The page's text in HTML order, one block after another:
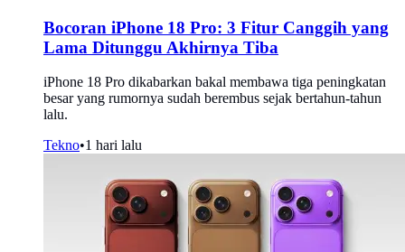
Bocoran iPhone 18 Pro: 3 Fitur Canggih yang
Lama Ditunggu Akhirnya Tiba
iPhone 18 Pro dikabarkan bakal membawa tiga peningkatan
besar yang rumornya sudah berembus sejak bertahun-tahun
lalu.
Tekno•1 hari lalu